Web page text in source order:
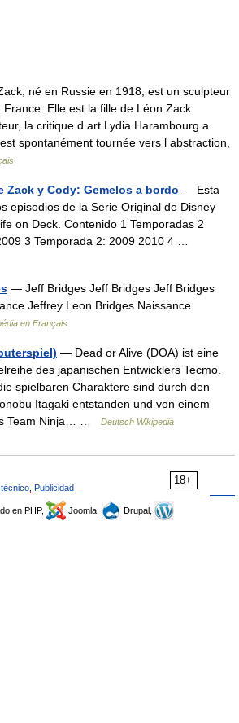
né en Russie en 1918, est un sculpteur
France. Elle est la fille de Léon Zack
la critique d art Lydia Harambourg a
spontanément tournée vers l abstraction,
Zack y Cody: Gemelos a bordo — Esta
episodios de la Serie Original de Disney
on Deck. Contenido 1 Temporadas 2
3 Temporada 2: 2009 2010 4 …
— Jeff Bridges Jeff Bridges Jeff Bridges
Jeffrey Leon Bridges Naissance
en Français
— Dead or Alive (DOA) ist eine
des japanischen Entwicklers Tecmo.
spielbaren Charaktere sind durch den
Itagaki entstanden und von einem
Team Ninja… …
Deutsch Wikipedia
18+
Publicidad
en PHP, Joomla,
Drupal,